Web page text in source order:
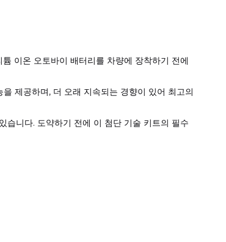
이온 오토바이 배터리를 차량에 장착하기 전에
제공하며, 더 오래 지속되는 경향이 있어 최고의
습니다. 도약하기 전에 이 첨단 기술 키트의 필수